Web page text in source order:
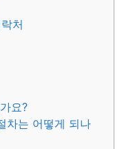
처
요?
차는 어떻게 되나